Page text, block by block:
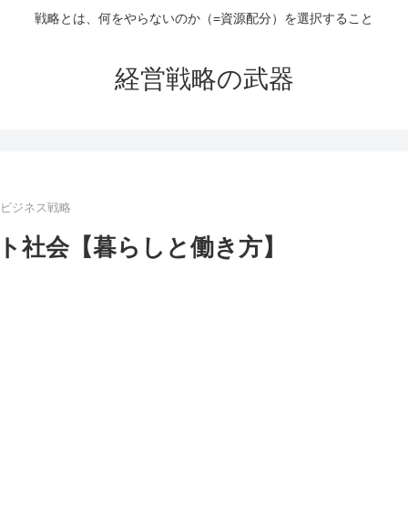
戦略とは、何をやらないのか（=資源配分）を選択すること
経営戦略の武器
ジネス戦略
社会【暮らしと働き方】